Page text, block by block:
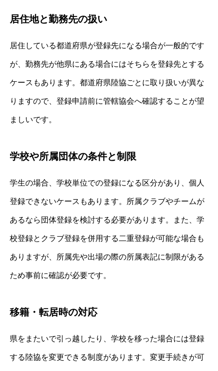
居住地と勤務先の扱い
居住している都道府県が登録先になる場合が一般的です
が、勤務先が他県にある場合にはそちらを登録先とする
ケースもあります。都道府県陸協ごとに取り扱いが異な
りますので、登録申請前に管轄協会へ確認することが望
ましいです。
学校や所属団体の条件と制限
学生の場合、学校単位での登録になる区分があり、個人
登録できないケースもあります。所属クラブやチームが
あるなら団体登録を検討する必要があります。また、学
校登録とクラブ登録を併用する二重登録が可能な場合も
ありますが、所属先や出場の際の所属表記に制限がある
ため事前に確認が必要です。
移籍・転居時の対応
県をまたいで引っ越したり、学校を移った場合には登録
する陸協を変更できる制度があります。変更手続きが可